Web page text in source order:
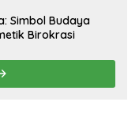
Simbol Budaya
Birokrasi